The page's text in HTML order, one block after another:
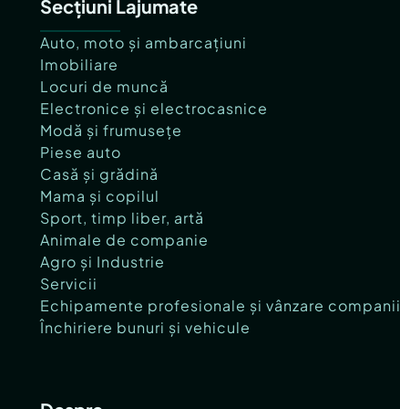
Canalizare
Gaz
Încălzire
Climă
Secțiuni Lajumate
Auto, moto și ambarcațiuni
Imobiliare
Locuri de muncă
Electronice și electrocasnice
Modă și frumusețe
Piese auto
Casă și grădină
Mama și copilul
Sport, timp liber, artă
Animale de companie
Agro și Industrie
Servicii
Echipamente profesionale și vânzare companii
Închiriere bunuri și vehicule